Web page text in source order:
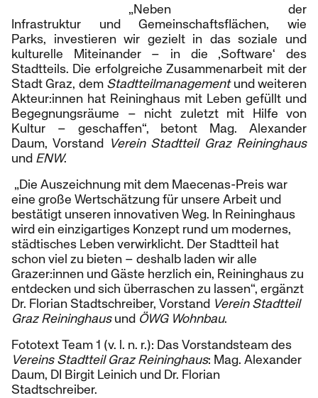
„Neben der
Infrastruktur und Gemeinschaftsflächen, wie
Parks, investieren wir gezielt in das soziale und
kulturelle Miteinander – in die ‚Software‘ des
Stadtteils. Die erfolgreiche Zusammenarbeit mit der
Stadt Graz, dem Stadtteilmanagementund weiteren
Akteur:innen hat Reininghaus mit Leben gefüllt und
Begegnungsräume – nicht zuletzt mit Hilfe von
Kultur – geschaffen“, betont Mag. Alexander
Daum, Vorstand Verein Stadtteil Graz Reininghaus
und ENW.
„Die Auszeichnung mit dem Maecenas-Preis war
eine große Wertschätzung für unsere Arbeit und
bestätigt unseren innovativen Weg. In Reininghaus
wird ein einzigartiges Konzept rund um modernes,
städtisches Leben verwirklicht. Der Stadtteil hat
schon viel zu bieten – deshalb laden wir alle
Grazer:innen und Gäste herzlich ein, Reininghaus zu
entdecken und sich überraschen zu lassen“, ergänzt
Dr. Florian Stadtschreiber, Vorstand Verein Stadtteil
Graz Reininghausund ÖWG Wohnbau.
Fototext Team 1 (v. l. n. r.): Das Vorstandsteam des
Vereins Stadtteil Graz Reininghaus: Mag. Alexander
Daum, DI Birgit Leinich und Dr. Florian
Stadtschreiber.